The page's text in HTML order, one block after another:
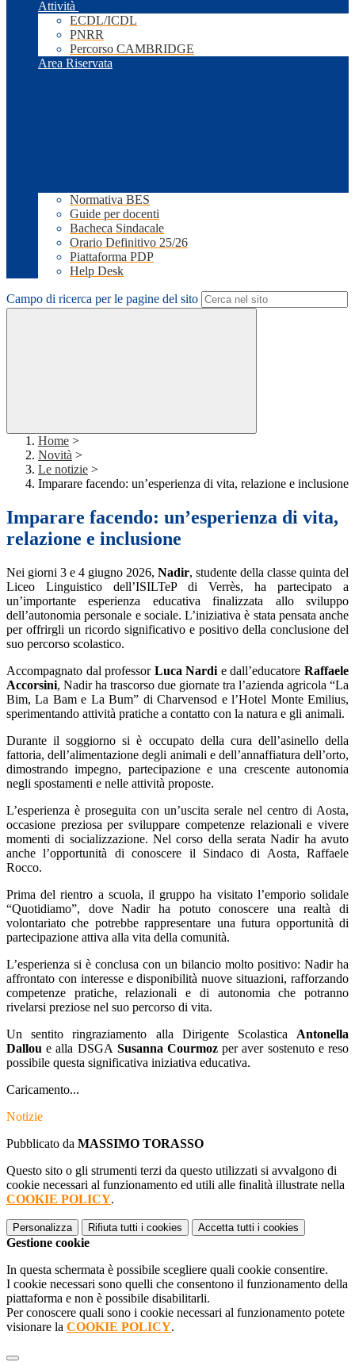
Attività
ECDL/ICDL
PNRR
Percorso CAMBRIDGE
Area Riservata
Normativa BES
Guide per docenti
Bacheca Sindacale
Orario Definitivo 25/26
Piattaforma PDP
Help Desk
Campo di ricerca per le pagine del sito
Home >
Novità >
Le notizie >
Imparare facendo: un’esperienza di vita, relazione e inclusione
Imparare facendo: un’esperienza di vita,
relazione e inclusione
Nei giorni 3 e 4 giugno 2026, Nadir, studente della classe quinta del
Liceo Linguistico dell’ISILTeP di Verrès, ha partecipato a
un’importante esperienza educativa finalizzata allo sviluppo
dell’autonomia personale e sociale. L’iniziativa è stata pensata anche
per offrirgli un ricordo significativo e positivo della conclusione del
suo percorso scolastico.
Accompagnato dal professor Luca Nardi e dall’educatoreRaffaele
Accorsini, Nadir ha trascorso due giornate tra l’azienda agricola “La
Bim, La Bam e La Bum” di Charvensod e l’Hotel Monte Emilius,
sperimentando attività pratiche a contatto con la natura e gli animali.
Durante il soggiorno si è occupato della cura dell’asinello della
fattoria, dell’alimentazione degli animali e dell’annaffiatura dell’orto,
dimostrando impegno, partecipazione e una crescente autonomia
negli spostamenti e nelle attività proposte.
L’esperienza è proseguita con un’uscita serale nel centro di Aosta,
occasione preziosa per sviluppare competenze relazionali e vivere
momenti di socializzazione. Nel corso della serata Nadir ha avuto
anche l’opportunità di conoscere il Sindaco di Aosta, Raffaele
Rocco.
Prima del rientro a scuola, il gruppo ha visitato l’emporio solidale
“Quotidiamo”, dove Nadir ha potuto conoscere una realtà di
volontariato che potrebbe rappresentare una futura opportunità di
partecipazione attiva alla vita della comunità.
L’esperienza si è conclusa con un bilancio molto positivo: Nadir ha
affrontato con interesse e disponibilità nuove situazioni, rafforzando
competenze pratiche, relazionali e di autonomia che potranno
rivelarsi preziose nel suo percorso di vita.
Un sentito ringraziamento alla Dirigente Scolastica Antonella
Dallou e alla DSGA Susanna Courmozper aver sostenuto e reso
possibile questa significativa iniziativa educativa.
Caricamento...
Notizie
Pubblicato da MASSIMO TORASSO
Questo sito o gli strumenti terzi da questo utilizzati si avvalgono di
cookie necessari al funzionamento ed utili alle finalità illustrate nella
COOKIE POLICY.
Personalizza Rifiuta tutti i cookies Accetta tutti i cookies
Gestione cookie
In questa schermata è possibile scegliere quali cookie consentire.
I cookie necessari sono quelli che consentono il funzionamento della
piattaforma e non è possibile disabilitarli.
Per conoscere quali sono i cookie necessari al funzionamento potete
visionare la COOKIE POLICY.